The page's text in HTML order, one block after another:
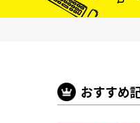
おすすめ